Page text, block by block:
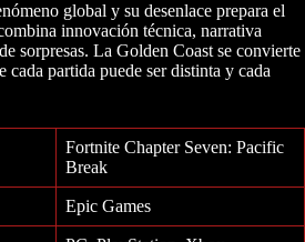
global y su desenlace prepara el
innovación técnica, narrativa
sorpresas. La Golden Coast se convierte
cada partida puede ser distinta y cada
Fortnite Chapter Seven: Pacific
Break
Epic Games